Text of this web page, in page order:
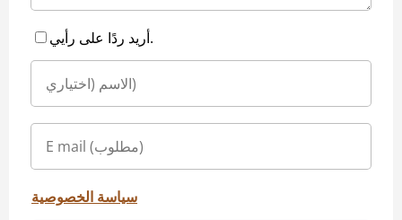
أريد ردًا على رأيي.
سياسة الخصوصية